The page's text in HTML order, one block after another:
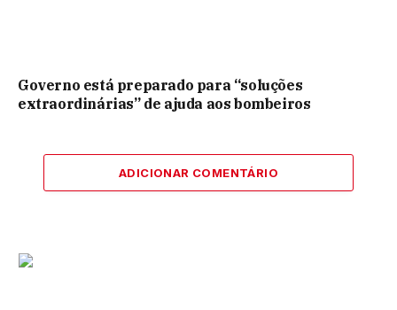
Governo está preparado para “soluções
extraordinárias” de ajuda aos bombeiros
ADICIONAR COMENTÁRIO